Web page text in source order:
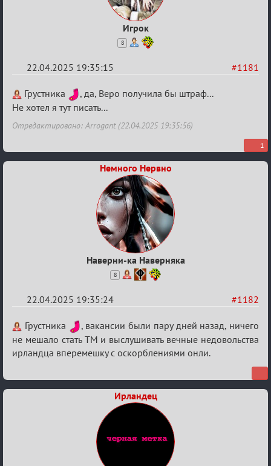
Игрок
8
#1181
22.04.2025 19:35:15
Re:
Разговоры
о
ТПК.
Грустника
, да, Веро получила бы штраф...
Не хотел я тут писать...
Отредактировано: Arrogant (22.04.2025 19:35:56)
1
Немного Нервно
Наверни-ка Наверняка
8
#1182
22.04.2025 19:35:24
Re:
Разговоры
о
ТПК.
Грустника
, вакансии были пару дней назад, ничего
не мешало стать ТМ и выслушивать вечные недовольства
ирландца вперемешку с оскорблениями онли.
Ирландец